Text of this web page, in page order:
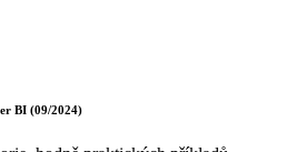
BI (09/2024)